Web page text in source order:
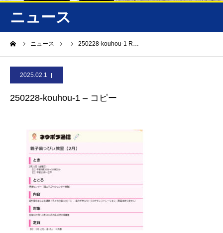
ニュース
ニュース 250228-kouhou-1 R…
2025.02.1
250228-kouhou-1 – コピー
ニュース/トピックス
ニュース